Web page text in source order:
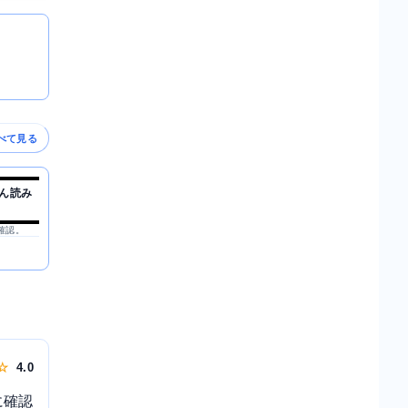
て見る
読み
。
4.0
確認